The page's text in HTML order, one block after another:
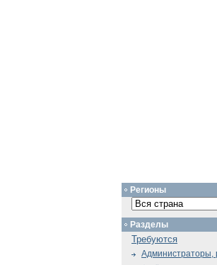
Регионы
Разделы
Требуются
Администраторы,